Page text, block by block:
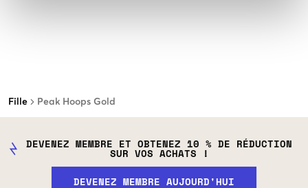
Fille Peak Hoops Gold
DEVENEZ MEMBRE ET OBTENEZ 10 % DE RÉDUCTION
SUR VOS ACHATS !
DEVENEZ MEMBRE AUJOURD'HUI